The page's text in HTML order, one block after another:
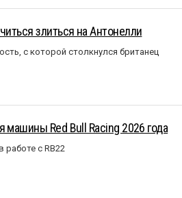
злиться на Антонелли
с которой столкнулся британец
машины Red Bull Racing 2026 года
работе с RB22